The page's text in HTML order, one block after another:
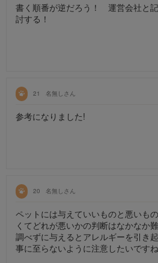
書く順番が逆だろう！ 運営会社と
討する！
21 名無しさん
参考になりました!
20 名無しさん
ペットには与えていいものと悪いも
くてどれが悪いかの判断はなかなか
調べずに与えるとアレルギーを引き
事に至らないように注意したいですね